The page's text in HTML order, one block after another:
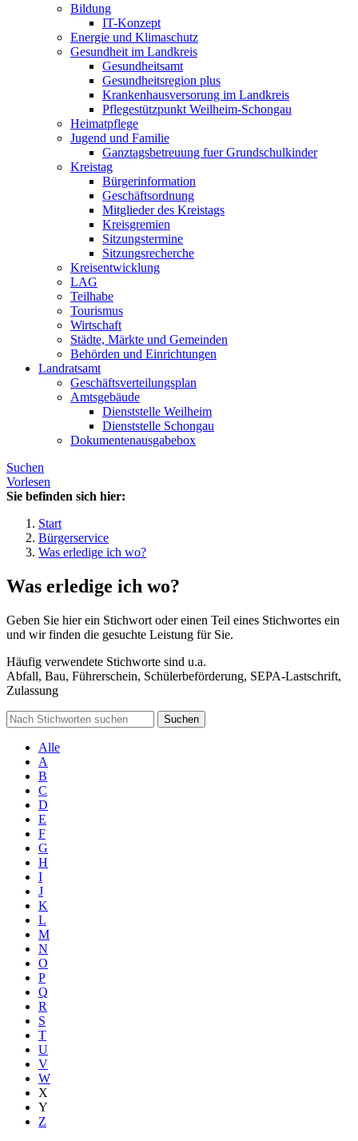
Bildung
IT-Konzept
Energie und Klimaschutz
Gesundheit im Landkreis
Gesundheitsamt
Gesundheitsregion plus
Krankenhausversorung im Landkreis
Pflegestützpunkt Weilheim-Schongau
Heimatpflege
Jugend und Familie
Ganztagsbetreuung fuer Grundschulkinder
Kreistag
Bürgerinformation
Geschäftsordnung
Mitglieder des Kreistags
Kreisgremien
Sitzungstermine
Sitzungsrecherche
Kreisentwicklung
LAG
Teilhabe
Tourismus
Wirtschaft
Städte, Märkte und Gemeinden
Behörden und Einrichtungen
Landratsamt
Geschäftsverteilungsplan
Amtsgebäude
Dienststelle Weilheim
Dienststelle Schongau
Dokumentenausgabebox
Suchen
Vorlesen
Sie befinden sich hier:
Start
Bürgerservice
Was erledige ich wo?
Was erledige ich wo?
Geben Sie hier ein Stichwort oder einen Teil eines Stichwortes ein
und wir finden die gesuchte Leistung für Sie.
Häufig verwendete Stichworte sind u.a.
Abfall, Bau, Führerschein, Schülerbeförderung, SEPA-Lastschrift,
Zulassung
Suchen
Alle
A
B
C
D
E
F
G
H
I
J
K
L
M
N
O
P
Q
R
S
T
U
V
W
X
Y
Z